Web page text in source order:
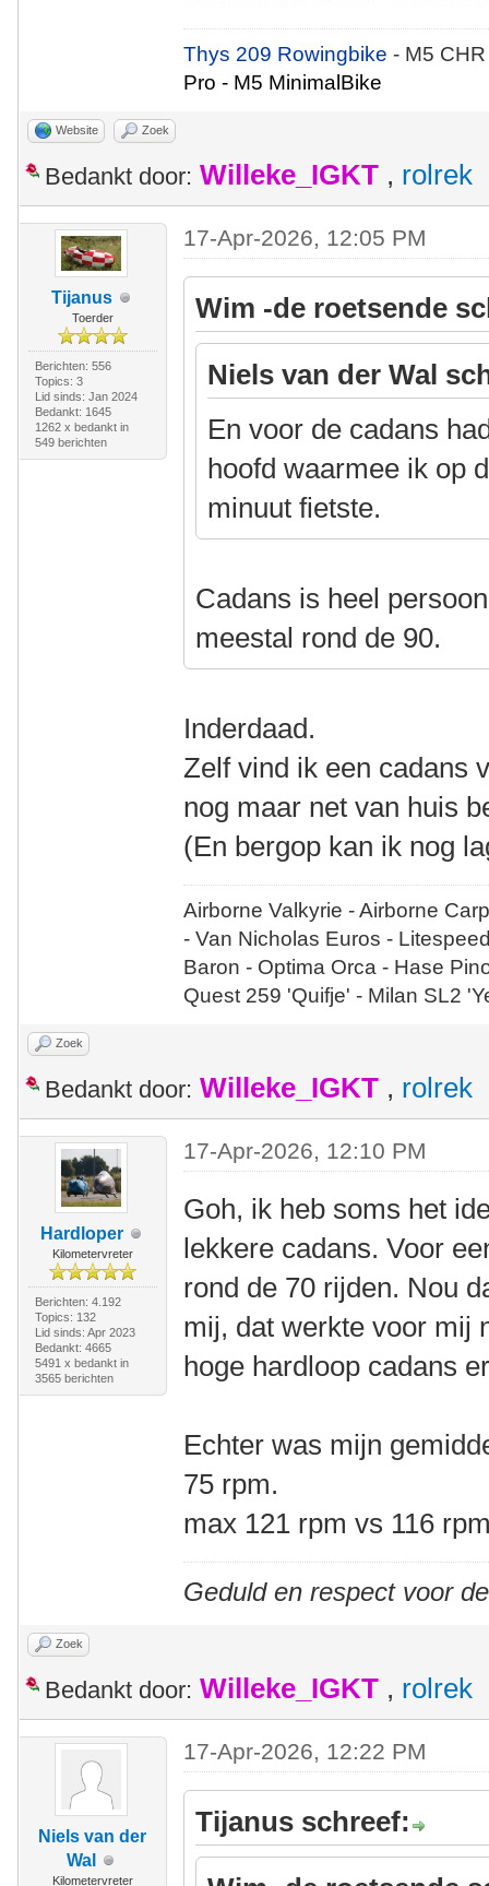
Thys 209 Rowingbike- M5
Pro - M5 MinimalBike
Website Zoek
Bedankt door: Willeke_IGKT , rolrek
Tijanus
Toerder
Berichten: 556
Topics: 3
Lid sinds: Jan 2024
Bedankt: 1645
1262 x bedankt in
549 berichten
17-Apr-2026, 12:05 PM
Wim -de roetsende
Niels van der Wal
En voor de cadans
hoofd waarmee ik op
minuut fietste.
Cadans is heel
meestal rond de 90.
Inderdaad.
Zelf vind ik een cadans
nog maar net van huis
(En bergop kan ik nog
Airborne Valkyrie - Airborne
- Van Nicholas Euros -
Baron - Optima Orca - Hase
Quest 259 'Quifje' - Milan SL2
Zoek
Bedankt door: Willeke_IGKT , rolrek
Hardloper
Kilometervreter
Berichten: 4.192
Topics: 132
Lid sinds: Apr 2023
Bedankt: 4665
5491 x bedankt in
3565 berichten
17-Apr-2026, 12:10 PM
Goh, ik heb soms het
lekkere cadans. Voor
rond de 70 rijden. Nou
mij, dat werkte voor mij
hoge hardloop cadans
Echter was mijn
75 rpm.
max 121 rpm vs 116
Geduld en respect voor
Zoek
Bedankt door: Willeke_IGKT , rolrek
Niels van der
Wal
Kilometervreter
17-Apr-2026, 12:22 PM
Tijanus schreef: